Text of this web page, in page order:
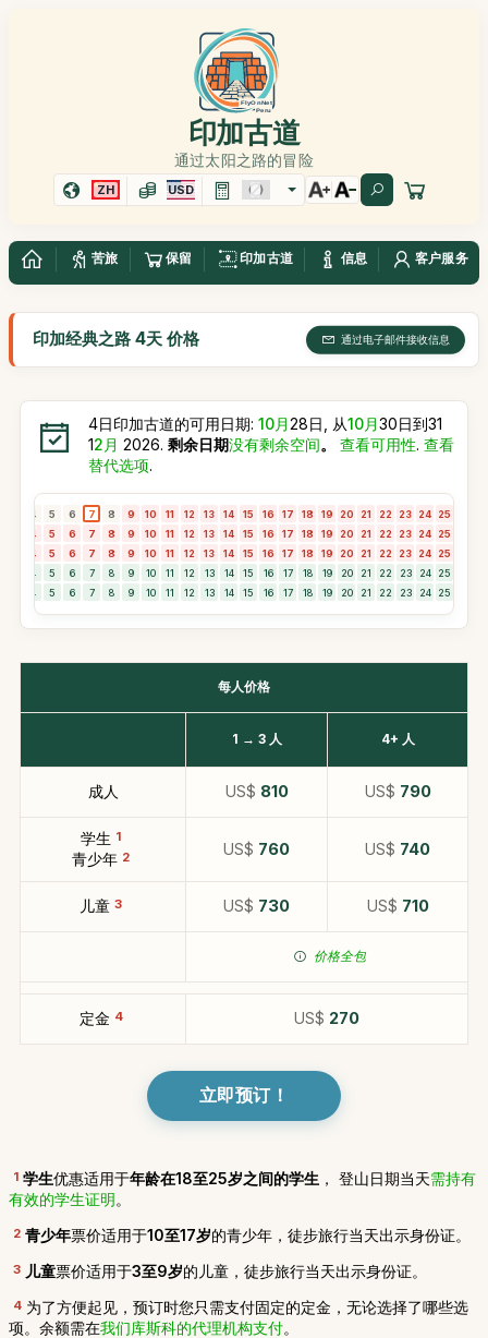
印加古道
通过太阳之路的冒险
ZH USD
苦旅 保留 印加古道 信息 客户服务
印加经典之路 4天 价格 通过电子邮件接收信息
4日印加古道的可用日期: 10月28日, 从10月30日到31
12月 2026. 剩余日期没有剩余空间。 查看可用性. 查看
替代选项.
4 5 6 7 8 9 10 11 12 13 14 15 16 17 18 19 20 21 22 23 24 25
4 5 6 7 8 9 10 11 12 13 14 15 16 17 18 19 20 21 22 23 24 25
4 5 6 7 8 9 10 11 12 13 14 15 16 17 18 19 20 21 22 23 24 25
4 5 6 7 8 9 10 11 12 13 14 15 16 17 18 19 20 21 22 23 24 25
4 5 6 7 8 9 10 11 12 13 14 15 16 17 18 19 20 21 22 23 24 25
每人价格
1 → 3 人 4+ 人
成人 US$ 810 US$ 790
学生 1
青少年 2 US$ 760 US$ 740
儿童 3 US$ 730 US$ 710
价格全包
定金 4 US$ 270
立即预订！
1 学生优惠适用于年龄在18至25岁之间的学生 ， 登山日期当天需持有
有效的学生证明。
2 青少年票价适用于10至17岁的青少年，徒步旅行当天出示身份证。
3 儿童票价适用于3至9岁的儿童，徒步旅行当天出示身份证。
4 为了方便起见，预订时您只需支付固定的定金，无论选择了哪些选
项。余额需在我们库斯科的代理机构支付。